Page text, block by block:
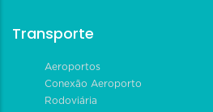
Transporte
Aeroportos
Conexão Aeroporto
Rodoviária